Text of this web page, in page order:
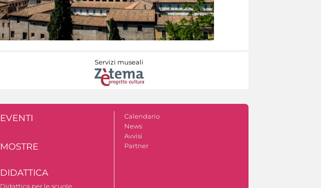
Servizi museali
EVENTI
MOSTRE
DIDATTICA
Didattica per le scuole
Calendario
News
Avvisi
Partner